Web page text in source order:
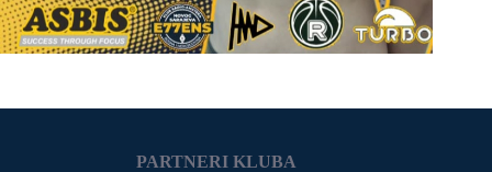
PARTNERI KLUBA